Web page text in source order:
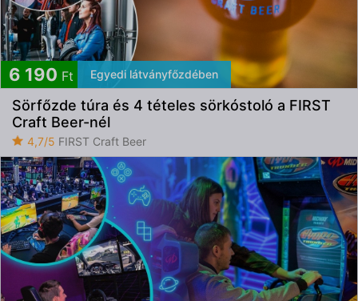
6 190 Ft Egyedi látványfőzdében
Sörfőzde túra és 4 tételes sörkóstoló a FIRST
Craft Beer-nél
4,7/5 FIRST Craft Beer